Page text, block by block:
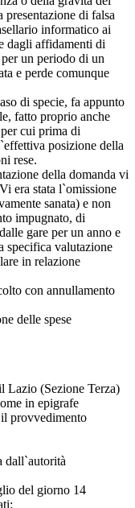
di falsa
informatico ai
dagli affidamenti di
un periodo di un
e perde comunque
di specie, fa appunto
fatto proprio anche
cui prima di
posizione della
rese.
della domanda vi
era stata l`omissione
sanata) e non
impugnato, di
gare per un anno e
specifica valutazione
in relazione
con annullamento
delle spese
Lazio (Sezione Terza)
in epigrafe
provvedimento
dall`autorità
del giorno 14